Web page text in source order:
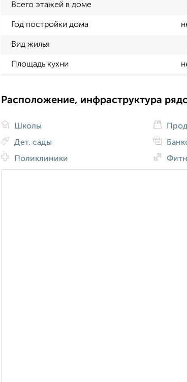
Всего этажей в доме
Год постройки дома
Вид жилья
Площадь кухни
Расположение, инфраструктура
Школы
Дет. сады
Поликлиники